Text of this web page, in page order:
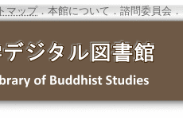
マップ．本館について ．諮問委員会 ．